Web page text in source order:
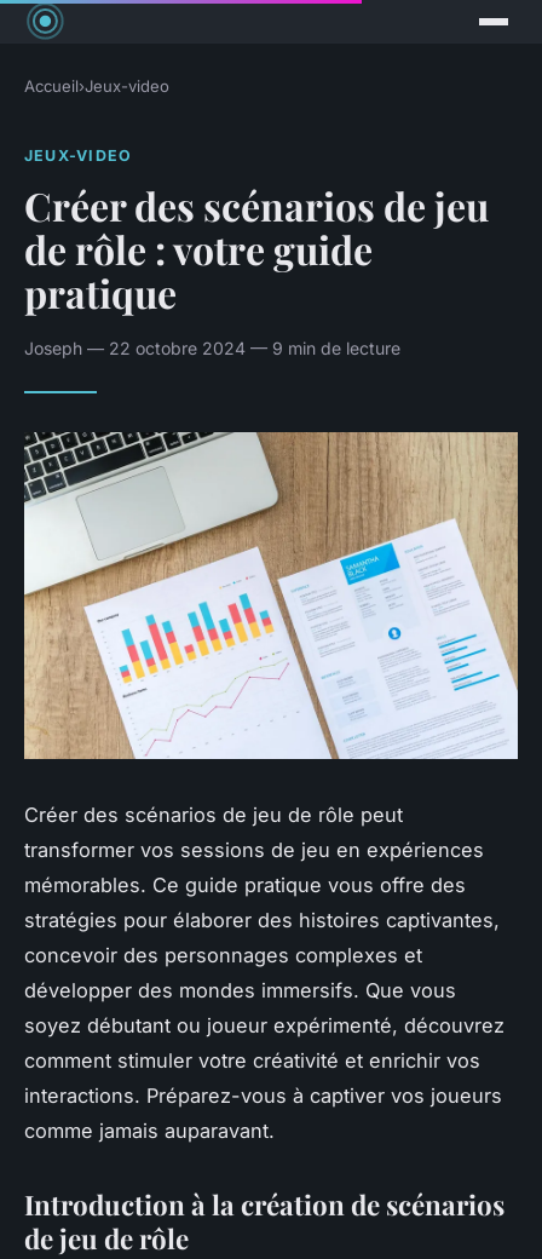
Accueil›Jeux-video
JEUX-VIDEO
Créer des scénarios de jeu
de rôle : votre guide
pratique
Joseph — 22 octobre 2024 — 9 min de lecture
Créer des scénarios de jeu de rôle peut
transformer vos sessions de jeu en expériences
mémorables. Ce guide pratique vous offre des
stratégies pour élaborer des histoires captivantes,
concevoir des personnages complexes et
développer des mondes immersifs. Que vous
soyez débutant ou joueur expérimenté, découvrez
comment stimuler votre créativité et enrichir vos
interactions. Préparez-vous à captiver vos joueurs
comme jamais auparavant.
Introduction à la création de scénarios
de jeu de rôle